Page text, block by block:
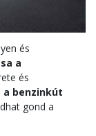
és
a
és
a benzinkút
gond a